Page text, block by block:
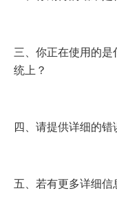
三、你正在使用的
统上？
四、请提供详细的错
五、若有更多详细信